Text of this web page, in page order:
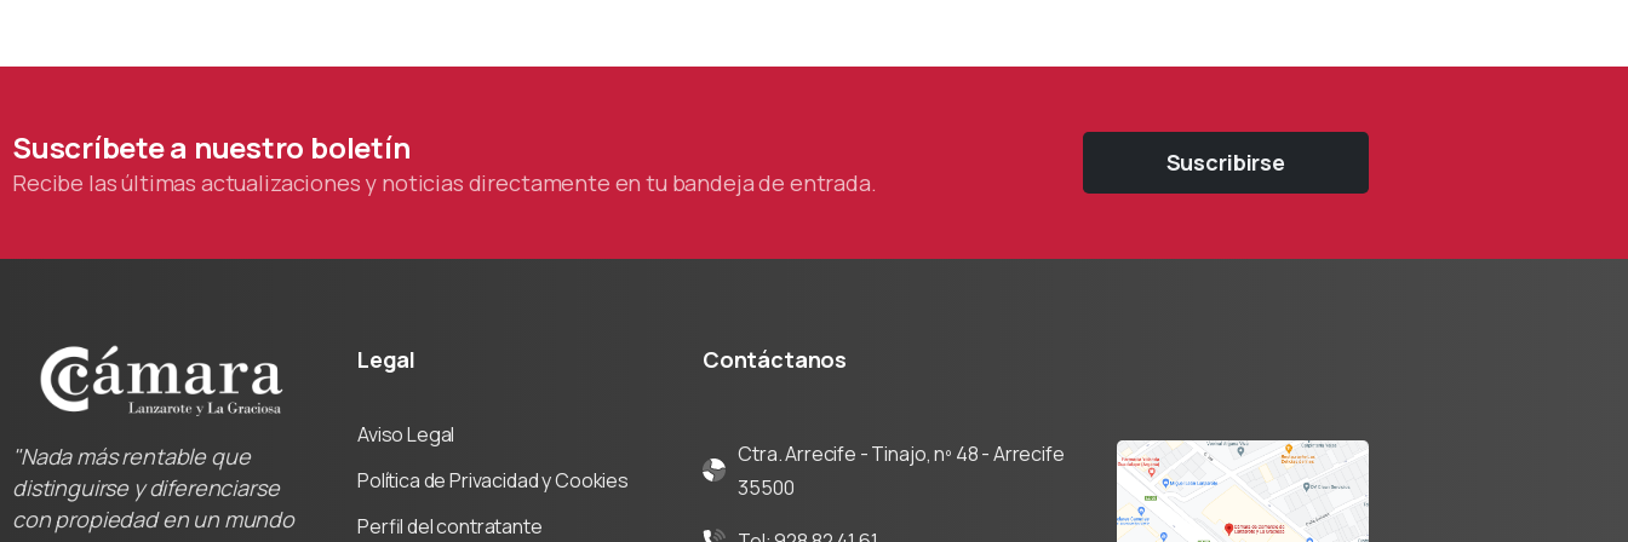
Cámara de Comercio
Suscríbetea nuestro boletín
Recibe las últimas actualizaciones y noticias directamente en tu bandeja de entrada.
Suscribirse
"Nada más rentable que
distinguirse y diferenciarse
con propiedad en un mundo
Legal
Aviso Legal
Política de Privacidad y Cookies
Perfil del contratante
Contáctanos
Ctra. Arrecife - Tinajo, nº 48 - Arrecife
35500